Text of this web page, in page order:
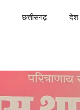
छत्तीसगढ़ देश